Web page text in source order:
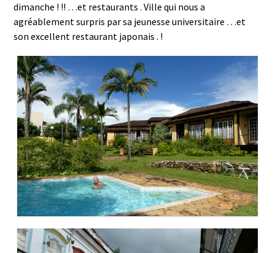
dimanche ! !! …et restaurants . Ville qui nous a
agréablement surpris par sa jeunesse universitaire …et
son excellent restaurant japonais . !